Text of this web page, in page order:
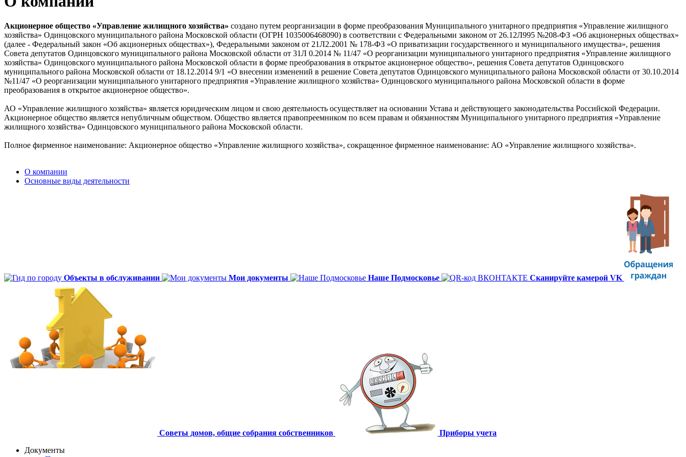
Акционерное общество «Управление жилищного хозяйства» создано путем реорганизации в форме преобразования Муниципального унитарного предприятия «Управление жилищного
хозяйства» Одинцовского муниципального района Московской области (ОГРН 1035006468090) в соответствии с Федеральными законом от 26.12Л995 №208-ФЗ «Об акционерных обществах»
(далее - Федеральный закон «Об акционерных обществах»), Федеральными законом от 21Л2.2001 № 178-ФЗ «О приватизации государственного и муниципального имущества», решения
Совета депутатов Одинцовского муниципального района Московской области от 31Л 0.2014 № 11/47 «О реорганизации муниципального унитарного предприятия «Управление жилищного
хозяйства» Одинцовского муниципального района Московской области в форме преобразования в открытое акционерное общество», решения Совета депутатов Одинцовского
муниципального района Московской области от 18.12.2014 9/1 «О внесении изменений в решение Совета депутатов Одинцовского муниципального района Московской области от 30.10.2014
№11/47 «О реорганизации муниципального унитарного предприятия «Управление жилищного хозяйства» Одинцовского муниципального района Московской области в форме
преобразования в открытое акционерное общество».
АО «Управление жилищного хозяйства» является юридическим лицом и свою деятельность осуществляет на основании Устава и действующего законодательства Российской Федерации.
Акционерное общество является непубличным обществом. Общество является правопреемником по всем правам и обязанностям Муниципального унитарного предприятия «Управление
жилищного хозяйства» Одинцовского муниципального района Московской области.
Полное фирменное наименование: Акционерное общество «Управление жилищного хозяйства», сокращенное фирменное наименование: АО «Управление жилищного хозяйства».
О компании
Основные виды деятельности
Объекты в обслуживании Мои документы Наше Подмосковье Сканируйте камерой VK
Советы домов, общие собрания собственников
Приборы учета
Документы